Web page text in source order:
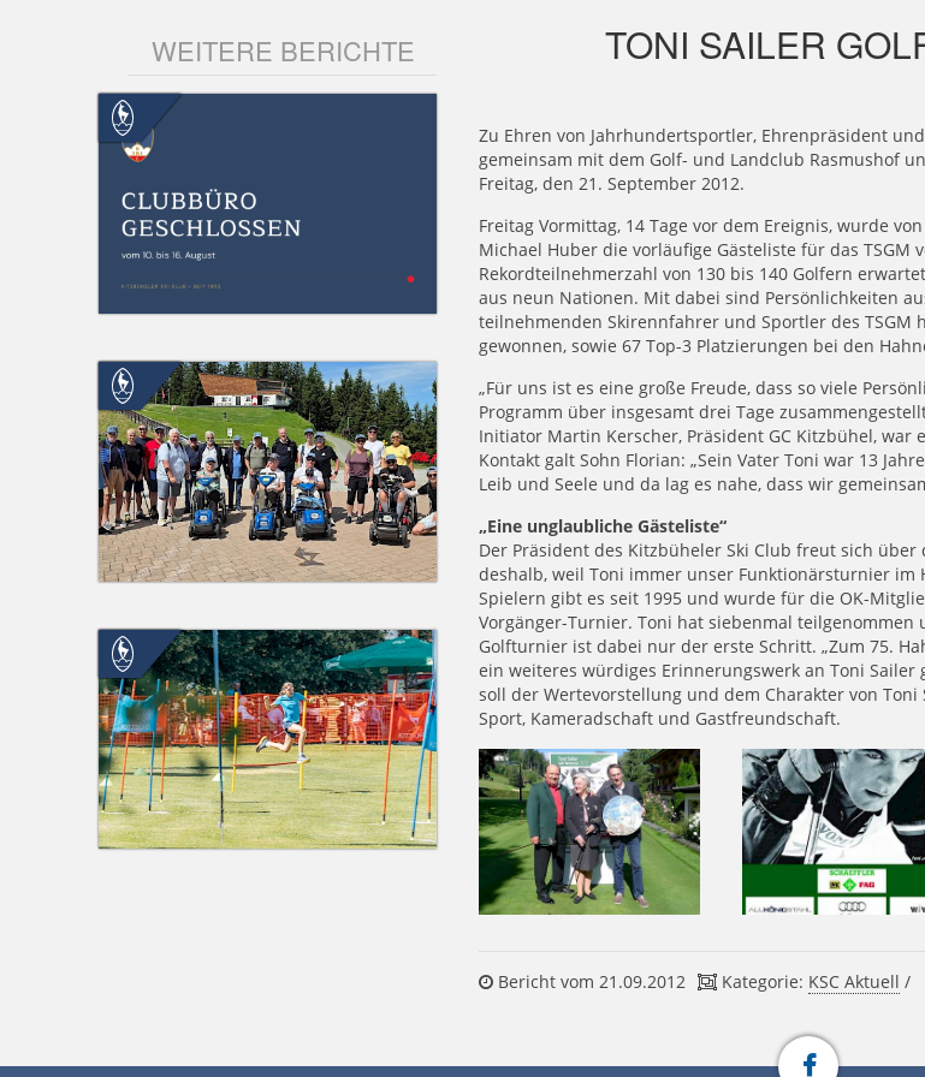
TONI SAILER
Zu Ehren von Jahrhundertsportler, Ehrenpräsident
gemeinsam mit dem Golf- und Landclub Rasmushof
Freitag, den 21. September 2012.
Freitag Vormittag, 14 Tage vor dem Ereignis, wurde
Michael Huber die vorläufige Gästeliste für das
Rekordteilnehmerzahl von 130 bis 140 Golfern
aus neun Nationen. Mit dabei sind Persönlichkeiten
teilnehmenden Skirennfahrer und Sportler des
gewonnen, sowie 67 Top-3 Platzierungen bei den
„Für uns ist es eine große Freude, dass so viele
Programm über insgesamt drei Tage
Initiator Martin Kerscher, Präsident GC Kitzbühel,
Kontakt galt Sohn Florian: „Sein Vater Toni war 13
Leib und Seele und da lag es nahe, dass wir
„Eine unglaubliche Gästeliste“
Der Präsident des Kitzbüheler Ski Club freut sich
deshalb, weil Toni immer unser Funktionärsturnier
Spielern gibt es seit 1995 und wurde für die OK-
Vorgänger-Turnier. Toni hat siebenmal
Golfturnier ist dabei nur der erste Schritt. „Zum 75.
ein weiteres würdiges Erinnerungswerk an Toni Sailer
soll der Wertevorstellung und dem Charakter von
Sport, Kameradschaft und Gastfreundschaft.
Bericht vom 21.09.2012 Kategorie: KSC Aktuell /
WEITERE BERICHTE